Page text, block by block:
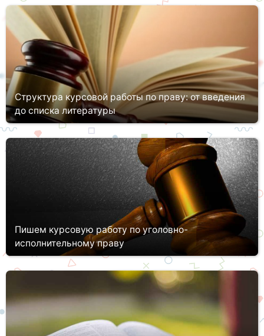
Структура курсовой работы по праву: от введения
до списка литературы
труктура – немаловажная часть курсовой работы по праву.
Этому элементу исследовательского труда необходимо уделить
серьезное внимание уже на самом раннем этапе разработки.
Стоит за...
Пишем курсовую работу по уголовно-
исполнительному праву
Выполнение курсовых работ по юридическим наукам сводится
к тотальному изучению нормативных актов в соответствующей
правовой отрасли, анализу текущей ситуации и определению
уязвимых...